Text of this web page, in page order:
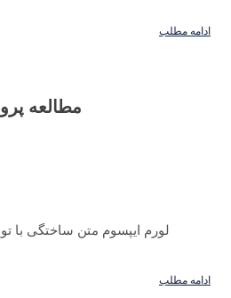
ادامه مطلب
مطالعه
لورم ایپسوم متن ساختگی با
ادامه مطلب